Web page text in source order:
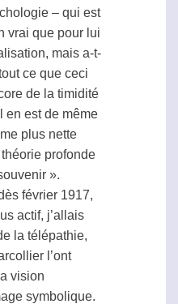
– qui est
vrai que pour lui
mais a-t-
ce que ceci
de la timidité
en est de même
plus nette
profonde
».
février 1917,
actif, j’allais
la télépathie,
l’ont
vision
symbolique.